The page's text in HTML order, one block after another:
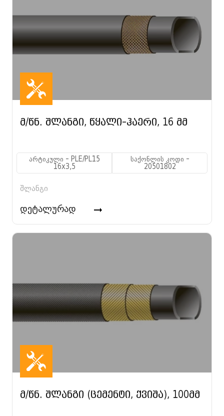
მ/წნ. შლანგი, წყალი-ჰაერი, 16 მმ
არტიკული - PLE/PL15
16x3,5
საქონლის კოდი -
20501802
შლანგი
დეტალურად
მ/წნ. შლანგი (ცემენტი, ქვიშა), 100მმ